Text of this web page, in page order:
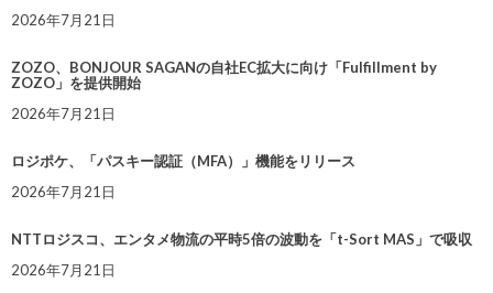
2026年7月21日
ZOZO、BONJOUR SAGANの自社EC拡大に向け「Fulfillment by
ZOZO」を提供開始
2026年7月21日
ロジポケ、「パスキー認証（MFA）」機能をリリース
2026年7月21日
NTTロジスコ、エンタメ物流の平時5倍の波動を「t-Sort MAS」で吸収
2026年7月21日